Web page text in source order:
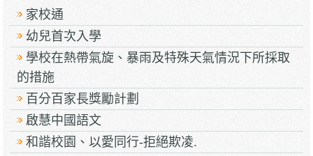
家校通
幼兒首次入學
學校在熱帶氣旋、暴雨及特殊天氣情況下所採取
的措施
百分百家長獎勵計劃
啟慧中國語文
和諧校園、以愛同行-拒絕欺凌.